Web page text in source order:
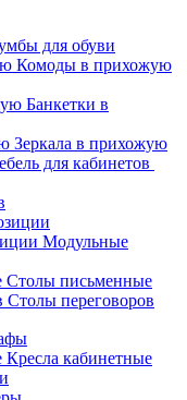
для обуви
Комоды в прихожую
Банкетки в
Зеркала в прихожую
для кабинетов
Модульные
Столы письменные
Столы переговоров
Кресла кабинетные